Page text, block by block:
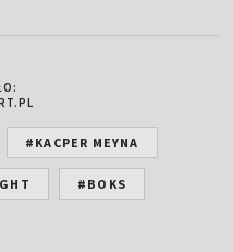
#KACPER MEYNA
#BOKS